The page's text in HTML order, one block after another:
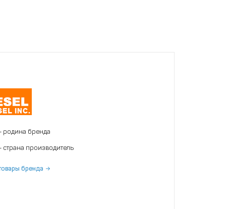
- родина бренда
- страна производитель
бренда